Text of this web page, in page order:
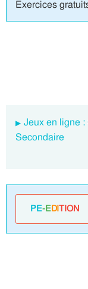
Exercices
Jeux en ligne
Secondaire
PE-EDITION